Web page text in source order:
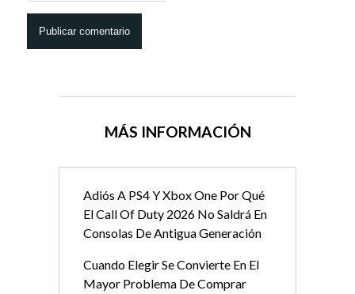
MÁS INFORMACIÓN
Adiós A PS4 Y Xbox One Por Qué
El Call Of Duty 2026 No Saldrá En
Consolas De Antigua Generación
Cuando Elegir Se Convierte En El
Mayor Problema De Comprar